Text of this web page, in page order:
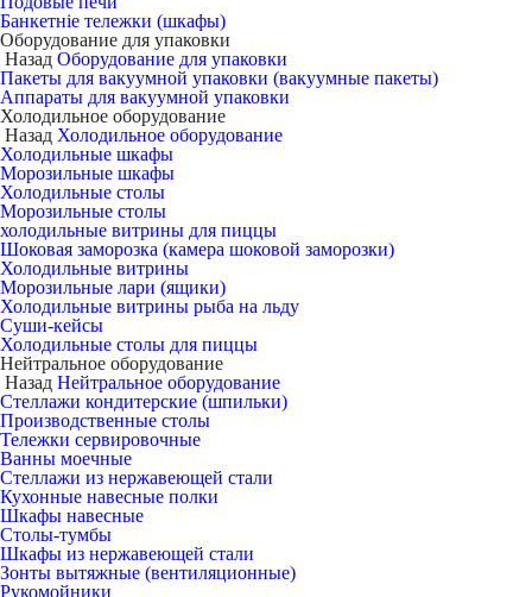
Банкетніе тележки (шкафы)
Оборудование для упаковки
Назад Оборудование для упаковки
Пакеты для вакуумной упаковки (вакуумные пакеты)
Аппараты для вакуумной упаковки
Холодильное оборудование
Назад Холодильное оборудование
Холодильные шкафы
Морозильные шкафы
Холодильные столы
Морозильные столы
холодильные витрины для пиццы
Шоковая заморозка (камера шоковой заморозки)
Холодильные витрины
Морозильные лари (ящики)
Холодильные витрины рыба на льду
Суши-кейсы
Холодильные столы для пиццы
Нейтральное оборудование
Назад Нейтральное оборудование
Стеллажи кондитерские (шпильки)
Производственные столы
Тележки сервировочные
Ванны моечные
Стеллажи из нержавеющей стали
Кухонные навесные полки
Шкафы навесные
Столы-тумбы
Шкафы из нержавеющей стали
Зонты вытяжные (вентиляционные)
Рукомойники